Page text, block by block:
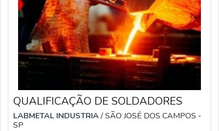
QUALIFICAÇÃO DE SOLDADORES
LABMETAL INDUSTRIA/ SÃO JOSÉ DOS CAMPOS -
SP